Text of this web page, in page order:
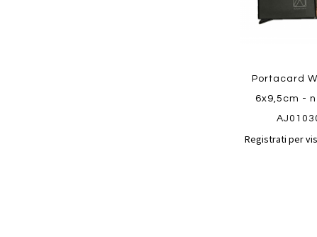
Portacard
6x9,5cm -
Registrati per